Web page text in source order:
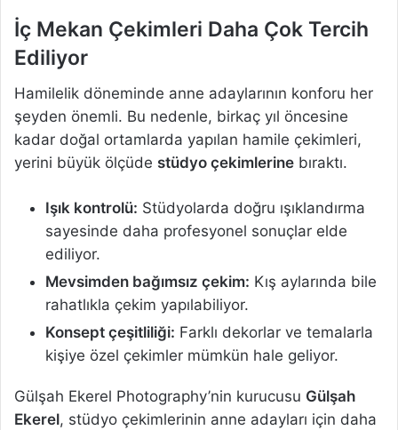
İç Mekan Çekimleri Daha Çok Tercih
Ediliyor
Hamilelik döneminde anne adaylarının konforu her
şeyden önemli. Bu nedenle, birkaç yıl öncesine
kadar doğal ortamlarda yapılan hamile çekimleri,
yerini büyük ölçüde stüdyo çekimlerine bıraktı.
Işık kontrolü: Stüdyolarda doğru ışıklandırma
sayesinde daha profesyonel sonuçlar elde
ediliyor.
Mevsimden bağımsız çekim: Kış aylarında bile
rahatlıkla çekim yapılabiliyor.
Konsept çeşitliliği: Farklı dekorlar ve temalarla
kişiye özel çekimler mümkün hale geliyor.
Gülşah Ekerel Photography’nin kurucusu Gülşah
Ekerel, stüdyo çekimlerinin anne adayları için daha